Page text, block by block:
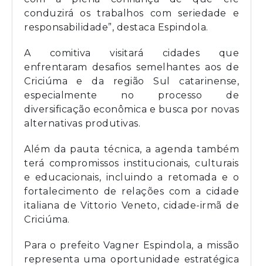
conduzirá os trabalhos com seriedade e
responsabilidade”, destaca Espindola.
A comitiva visitará cidades que
enfrentaram desafios semelhantes aos de
Criciúma e da região Sul catarinense,
especialmente no processo de
diversificação econômica e busca por novas
alternativas produtivas.
Além da pauta técnica, a agenda também
terá compromissos institucionais, culturais
e educacionais, incluindo a retomada e o
fortalecimento de relações com a cidade
italiana de Vittorio Veneto, cidade-irmã de
Criciúma.
Para o prefeito Vagner Espindola, a missão
representa uma oportunidade estratégica